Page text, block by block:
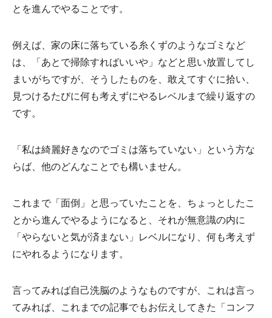
とを進んでやることです。
例えば、家の床に落ちている糸くずのようなゴミなど
は、「あとで掃除すればいいや」などと思い放置してし
まいがちですが、そうしたものを、敢えてすぐに拾い、
見つけるたびに何も考えずにやるレベルまで繰り返すの
です。
「私は綺麗好きなのでゴミは落ちていない」という方な
らば、他のどんなことでも構いません。
これまで「面倒」と思っていたことを、ちょっとしたこ
とから進んでやるようになると、それが無意識の内に
「やらないと気が済まない」レベルになり、何も考えず
にやれるようになります。
言ってみれば自己洗脳のようなものですが、これは言っ
てみれば、これまでの記事でもお伝えしてきた「コンフ